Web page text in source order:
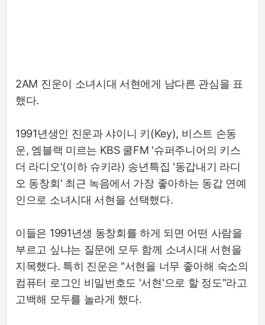
2AM 진운이 소녀시대 서현에게 남다른 관심을 표
했다.
1991년생인 진운과 샤이니 키(Key), 비스트 손동
운, 엠블랙 미르는 KBS 쿨FM '슈퍼주니어의 키스
더 라디오'(이하 슈키라) 송년특집 '동갑내기 라디
오 동창회' 최근 녹음에서 가장 좋아하는 동갑 연예
인으로 소녀시대 서현을 선택했다.
이들은 1991년생 동창회를 하게 되면 어떤 사람을
부르고 싶냐는 질문에 모두 함께 소녀시대 서현을
지목했다. 특히 진운은 "서현을 너무 좋아해 숙소의
컴퓨터 로그인 비밀번호도 '서현'으로 할 정도"라고
고백해 모두를 놀라게 했다.